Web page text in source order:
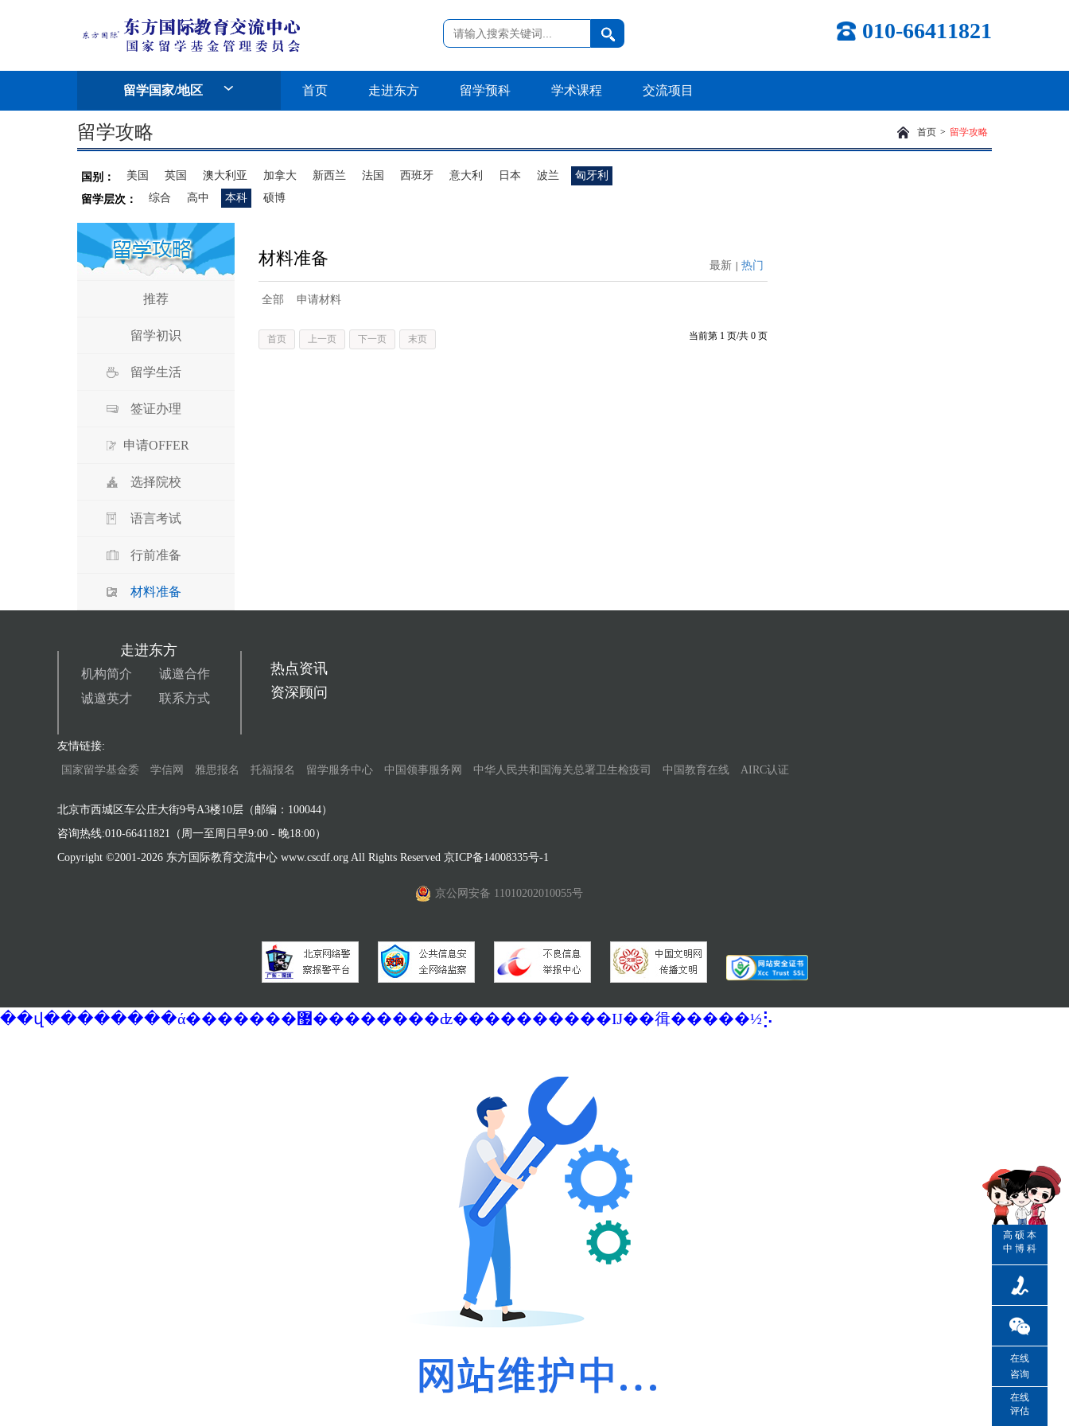
010-66411821
留学国家/地区 首页 走进东方 留学预科 学术课程 交流项目
留学攻略 首页 > 留学攻略
国别： 美国 英国 澳大利亚 加拿大 新西兰 法国 西班牙 意大利 日本 波兰
匈牙利
留学层次：
综合 高中 本科 硕博
推荐
留学初识
留学生活
签证办理
申请OFFER
选择院校
语言考试
行前准备
材料准备
材料准备 最新 热门
全部 申请材料
末页
下一页
上一页
首页 当前第 1 页/共 0 页
走进东方
机构简介
诚邀合作
诚邀英才
联系方式
热点资讯
资深顾问
友情链接:
国家留学基金委
学信网 雅思报名 托福报名 留学服务中心 中国领事服务网 中华人民共和国海关总署卫生检疫司 中国教育在线 AIRC认证
北京市西城区车公庄大街9号A3楼10层（邮编：100044）
咨询热线:010-66411821（周一至周日早9:00 - 晚18:00）
Copyright ©2001-2026 东方国际教育交流中心 www.cscdf.org All Rights Reserved 京ICP备14008335号-1
京公网安备 11010202010055号
高
中
硕
博
本
科
在线
咨询
在线
评估
��վ��������ά�������޷��������ʣ����������Ĳ��㣬�����½⡣